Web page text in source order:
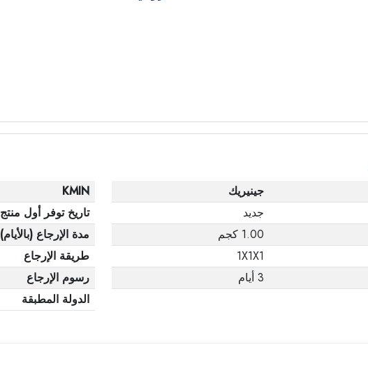
جينيريك
جديد
1.00 كجم
1X1X1
3 أيام
KMIN
تاريخ توفر أول منتج
مدة الإرجاع (بالأيام)
طريقة الإرجاع
رسوم الإرجاع
الدولة المطبقة